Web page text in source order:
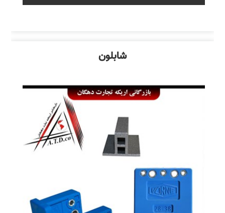
شابلون